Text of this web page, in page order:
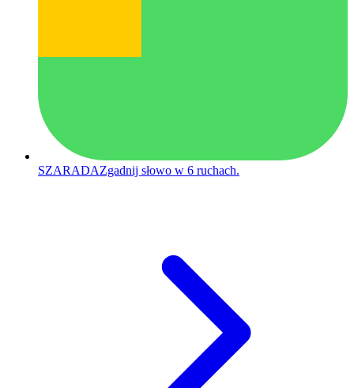
SZARADAZgadnij słowo w 6 ruchach.